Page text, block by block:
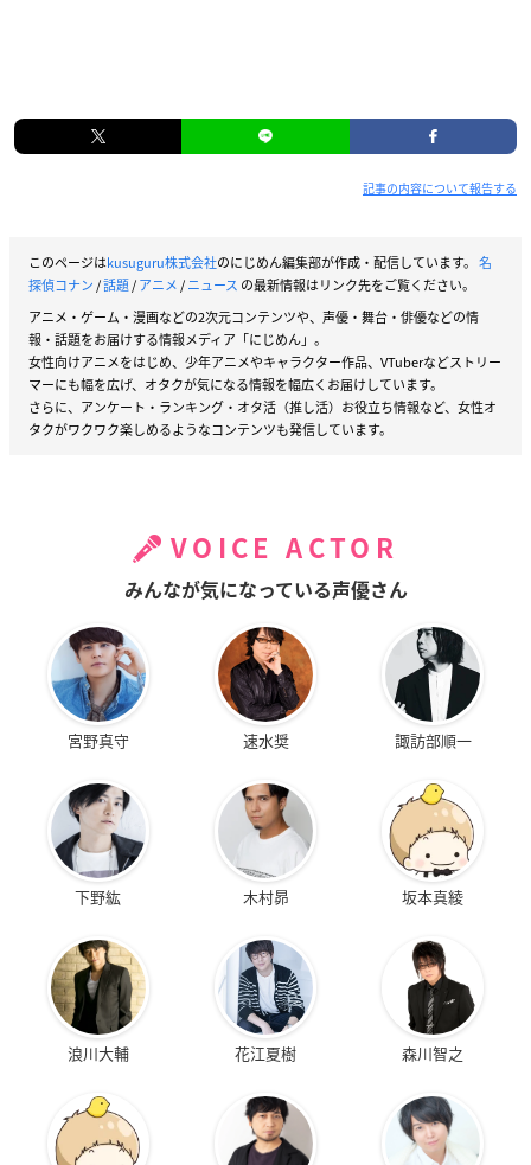
記事の内容について報告する
このページはkusuguru株式会社のにじめん編集部が作成・配信しています。 名
探偵コナン/話題/アニメ/ニュース の最新情報はリンク先をご覧ください。
アニメ・ゲーム・漫画などの2次元コンテンツや、声優・舞台・俳優などの情
報・話題をお届けする情報メディア「にじめん」。
女性向けアニメをはじめ、少年アニメやキャラクター作品、VTuberなどストリー
マーにも幅を広げ、オタクが気になる情報を幅広くお届けしています。
さらに、アンケート・ランキング・オタ活（推し活）お役立ち情報など、女性オ
タクがワクワク楽しめるようなコンテンツも発信しています。
VOICE ACTOR
みんなが気になっている声優さん
宮野真守 速水奨 諏訪部順一
下野紘 木村昴 坂本真綾
浪川大輔 花江夏樹 森川智之